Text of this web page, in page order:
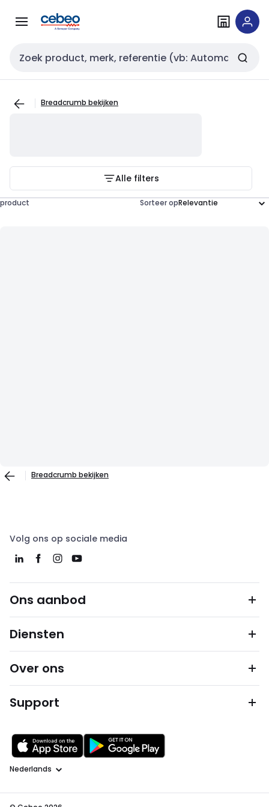
naar
naar
Zoekveld invoer
Breadcrumb bekijken
Alle filters
product Sorteer op
Breadcrumb bekijken
Volg ons op sociale media
Ons aanbod
Diensten
Over ons
Support
Taal